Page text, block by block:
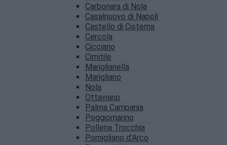
Carbonara di Nola
Casalnuovo di Napoli
Castello di Cisterna
Cercola
Cicciano
Cimitile
Mariglianella
Marigliano
Nola
Ottaviano
Palma Campania
Poggiomarino
Pollena Trocchia
Pomigliano d’Arco